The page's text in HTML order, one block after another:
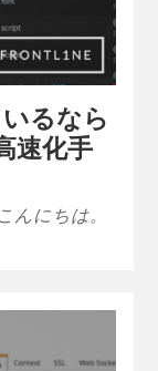
るなら
速化手
んにちは。